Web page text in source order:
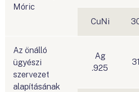
Móric
CuNi
Az önálló
ügyészi
szervezet
alapításának
Ag
.925